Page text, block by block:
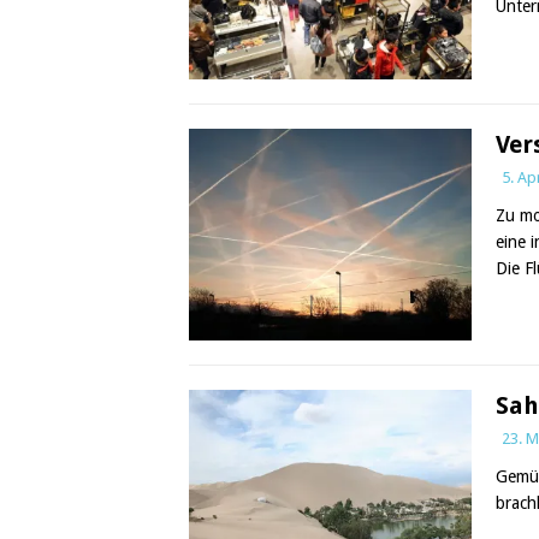
5.
Zu
eine
Die
23.